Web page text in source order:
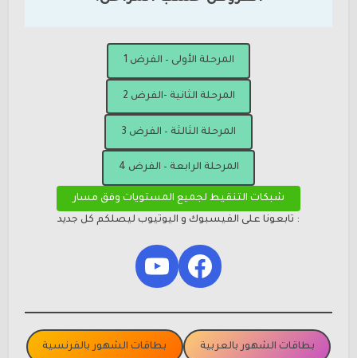
المرحلة الأولى – الفرض 1
المرحلة الثانية -الفرض 2
المرحلة الثالثة – الفرض 3
المرحلة الرابعة – الفرض 4
شبكات التنقيط لجميع المستويات وفق مسار
: تابعونا على الفيسبوك و اليوتيوب ليصلكم كل جديد
Facebook
YouTube
بطاقات الشهور بالعربية بطاقات الشهور بالفرنسية